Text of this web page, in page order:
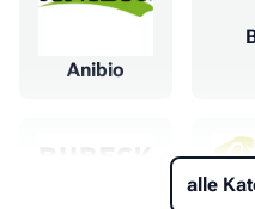
Anibio
alle